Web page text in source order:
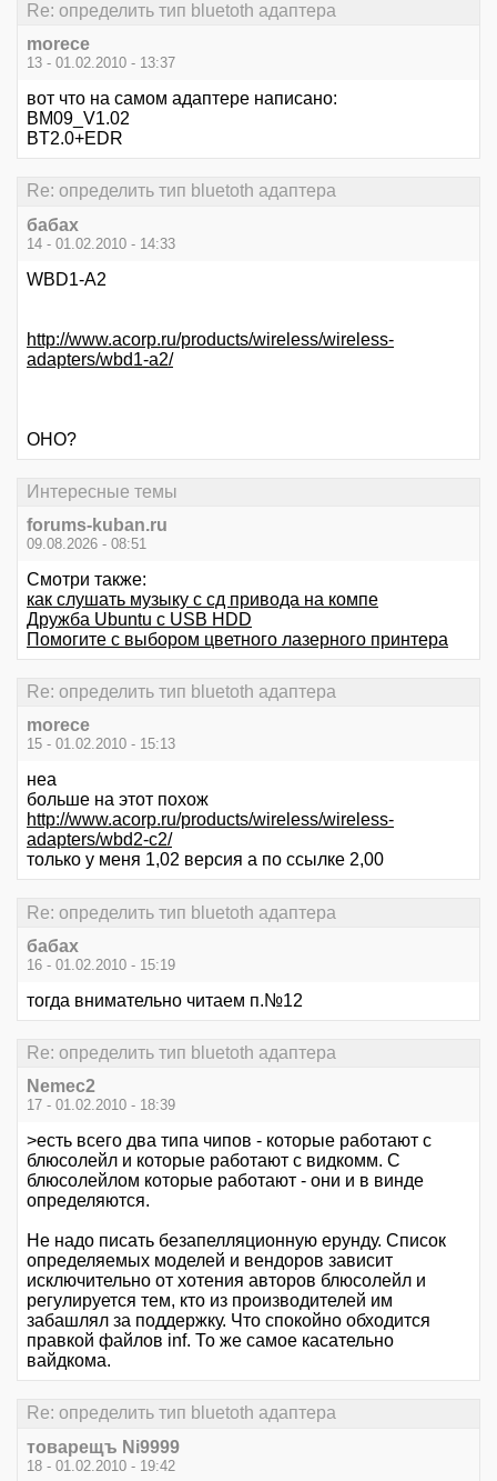
Re: определить тип bluetoth адаптера
morece
13 - 01.02.2010 - 13:37
вот что на самом адаптере написано:
BM09_V1.02
BT2.0+EDR
Re: определить тип bluetoth адаптера
бабах
14 - 01.02.2010 - 14:33
WBD1-A2
http://www.acorp.ru/products/wireless/wireless-
adapters/wbd1-a2/
ОНО?
Интересные темы
forums-kuban.ru
09.08.2026 - 08:51
Смотри также:
как слушать музыку с сд привода на компе
Дружба Ubuntu с USB HDD
Помогите с выбором цветного лазерного принтера
Re: определить тип bluetoth адаптера
morece
15 - 01.02.2010 - 15:13
неа
больше на этот похож
http://www.acorp.ru/products/wireless/wireless-
adapters/wbd2-c2/
только у меня 1,02 версия а по ссылке 2,00
Re: определить тип bluetoth адаптера
бабах
16 - 01.02.2010 - 15:19
тогда внимательно читаем п.№12
Re: определить тип bluetoth адаптера
Nemec2
17 - 01.02.2010 - 18:39
>есть всего два типа чипов - которые работают с
блюсолейл и которые работают с видкомм. С
блюсолейлом которые работают - они и в винде
определяются.
Не надо писать безапелляционную ерунду. Список
определяемых моделей и вендоров зависит
исключительно от хотения авторов блюсолейл и
регулируется тем, кто из производителей им
забашлял за поддержку. Что спокойно обходится
правкой файлов inf. То же самое касательно
вайдкома.
Re: определить тип bluetoth адаптера
товарещъ Ni9999
18 - 01.02.2010 - 19:42